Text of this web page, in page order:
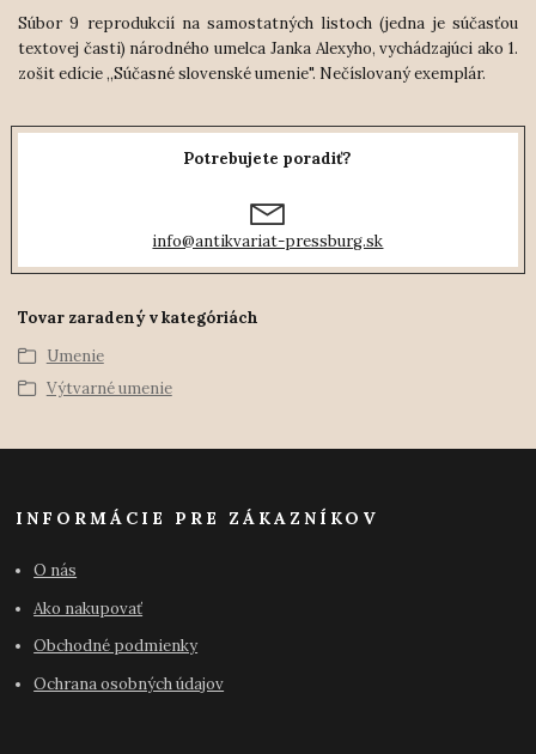
Súbor 9 reprodukcií na samostatných listoch (jedna je súčasťou
textovej časti) národného umelca Janka Alexyho, vychádzajúci ako 1.
zošit edície ,,Súčasné slovenské umenie". Nečíslovaný exemplár.
Potrebujete poradiť?
info@antikvariat-pressburg.sk
Tovar zaradený v kategóriách
Umenie
Výtvarné umenie
INFORMÁCIE PRE ZÁKAZNÍKOV
O nás
Ako nakupovať
Obchodné podmienky
Ochrana osobných údajov